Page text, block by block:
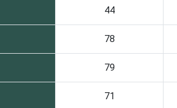
44
78
79
71